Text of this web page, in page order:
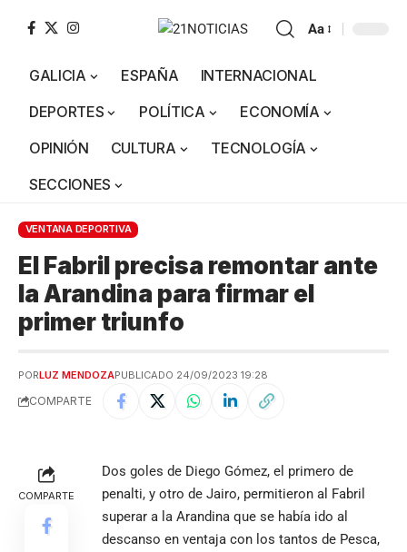
Aa
GALICIA ESPAÑA
INTERNACIONAL
DEPORTES
POLÍTICA
ECONOMÍA
OPINIÓN
CULTURA
TECNOLOGÍA
SECCIONES
VENTANA DEPORTIVA
El Fabril precisa remontar ante
la Arandina para firmar el
primer triunfo
PORLUZ MENDOZAPUBLICADO 24/09/2023 19:28
COMPARTE
COMPARTE
Dos goles de Diego Gómez, el primero de
penalti, y otro de Jairo, permitieron al Fabril
superar a la Arandina que se había ido al
descanso en ventaja con los tantos de Pesca,